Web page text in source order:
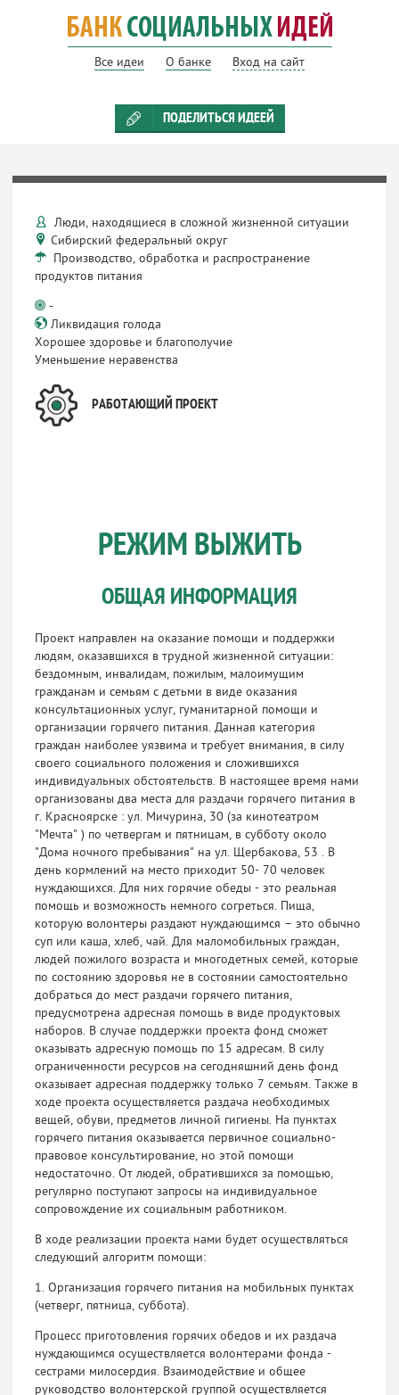
Все идеи О банке Вход на сайт
ПОДЕЛИТЬСЯ ИДЕЕЙ
Люди, находящиеся в сложной жизненной ситуации
Сибирский федеральный округ
Производство, обработка и распространение
продуктов питания
-
Ликвидация голода
Хорошее здоровье и благополучие
Уменьшение неравенства
РАБОТАЮЩИЙ ПРОЕКТ
РЕЖИМ ВЫЖИТЬ
ОБЩАЯ ИНФОРМАЦИЯ
Проект направлен на оказание помощи и поддержки
людям, оказавшихся в трудной жизненной ситуации:
бездомным, инвалидам, пожилым, малоимущим
гражданам и семьям с детьми в виде оказания
консультационных услуг, гуманитарной помощи и
организации горячего питания. Данная категория
граждан наиболее уязвима и требует внимания, в силу
своего социального положения и сложившихся
индивидуальных обстоятельств. В настоящее время нами
организованы два места для раздачи горячего питания в
г. Красноярске : ул. Мичурина, 30 (за кинотеатром
"Мечта" ) по четвергам и пятницам, в субботу около
"Дома ночного пребывания" на ул. Щербакова, 53 . В
день кормлений на место приходит 50- 70 человек
нуждающихся. Для них горячие обеды - это реальная
помощь и возможность немного согреться. Пища,
которую волонтеры раздают нуждающимся – это обычно
суп или каша, хлеб, чай. Для маломобильных граждан,
людей пожилого возраста и многодетных семей, которые
по состоянию здоровья не в состоянии самостоятельно
добраться до мест раздачи горячего питания,
предусмотрена адресная помощь в виде продуктовых
наборов. В случае поддержки проекта фонд сможет
оказывать адресную помощь по 15 адресам. В силу
ограниченности ресурсов на сегодняшний день фонд
оказывает адресная поддержку только 7 семьям. Также в
ходе проекта осуществляется раздача необходимых
вещей, обуви, предметов личной гигиены. На пунктах
горячего питания оказывается первичное социально-
правовое консультирование, но этой помощи
недостаточно. От людей, обратившихся за помощью,
регулярно поступают запросы на индивидуальное
сопровождение их социальным работником.
В ходе реализации проекта нами будет осуществляться
следующий алгоритм помощи:
1. Организация горячего питания на мобильных пунктах
(четверг, пятница, суббота).
Процесс приготовления горячих обедов и их раздача
нуждающимся осуществляется волонтерами фонда -
сестрами милосердия. Взаимодействие и общее
руководство волонтерской группой осуществляется